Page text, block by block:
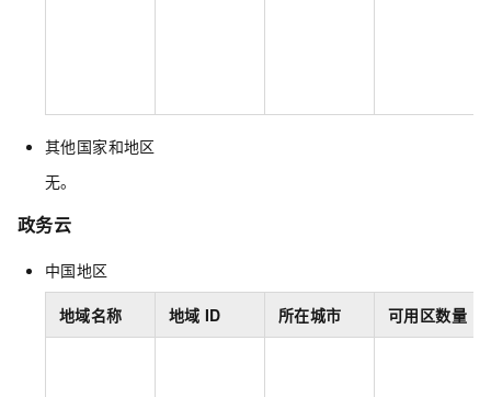
其他国家和地区
无。
政务云
中国地区
地域名称 地域 ID 所在城市 可用区数量